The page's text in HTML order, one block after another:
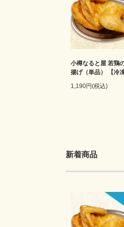
小樽なると屋 若鶏
揚げ（単品） 【冷
1,190円(税込)
新着商品